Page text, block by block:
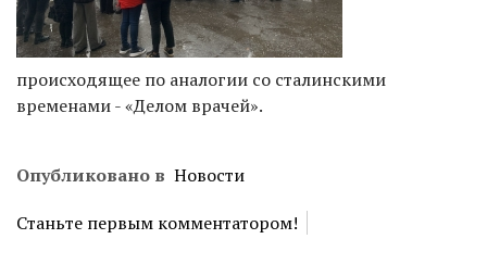
происходящее по аналогии со сталинскими
временами - «Делом врачей».
Опубликовано в Новости
Станьте первым комментатором!